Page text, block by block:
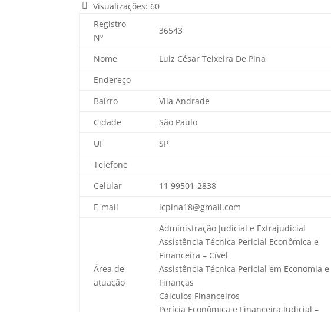
Visualizações: 60
Registro
Nº
36543
Nome
Luiz César Teixeira De Pina
Endereço
Bairro
Vila Andrade
Cidade
São Paulo
UF
SP
Telefone
Celular
11 99501-2838
E-mail
lcpina18@gmail.com
Área de
atuação
Administração Judicial e Extrajudicial
Assistência Técnica Pericial Econômica e
Financeira – Cível
Assistência Técnica Pericial em Economia e
Finanças
Cálculos Financeiros
Perícia Econômica e Financeira Judicial –